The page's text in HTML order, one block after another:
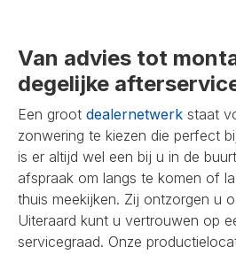
Van advies tot
degelijke
Een groot dealernetwerk staat
zonwering te kiezen die perfect
is er altijd wel een bij u in de
afspraak om langs te komen of
thuis meekijken. Zij ontzorgen u
Uiteraard kunt u vertrouwen op
servicegraad. Onze